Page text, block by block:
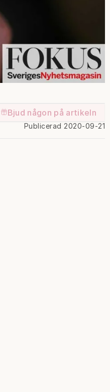
Bjud någon på artikeln
Publicerad 2020-09-21